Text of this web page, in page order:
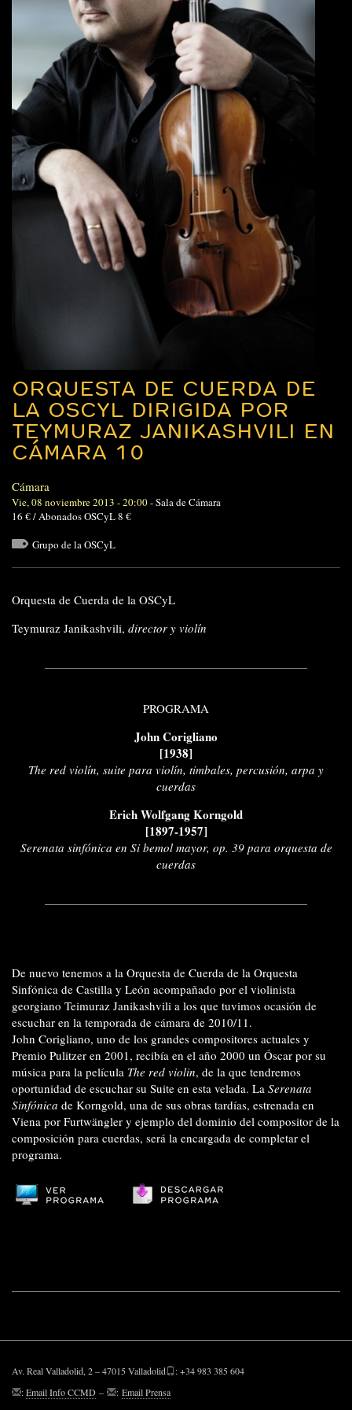
ORQUESTA DE CUERDA DE
LA OSCYL DIRIGIDA POR
TEYMURAZ JANIKASHVILI EN
CÁMARA 10
Cámara
Vie, 08 noviembre 2013 - 20:00-Sala de Cámara
16 € / Abonados OSCyL 8 €
Grupo de la OSCyL
Orquesta de Cuerda de la OSCyL
Teymuraz Janikashvili, director y violín
PROGRAMA
John Corigliano
[1938]
The red violín, suite para violín, timbales, percusión, arpa y
cuerdas
Erich Wolfgang Korngold
[1897-1957]
Serenata sinfónica en Si bemol mayor, op. 39 para orquesta de
cuerdas
De nuevo tenemos a la Orquesta de Cuerda de la Orquesta
Sinfónica de Castilla y León acompañado por el violinista
georgiano Teimuraz Janikashvili a los que tuvimos ocasión de
escuchar en la temporada de cámara de 2010/11.
John Corigliano, uno de los grandes compositores actuales y
Premio Pulitzer en 2001, recibía en el año 2000 un Óscar por su
música para la película The red violin, de la que tendremos
oportunidad de escuchar su Suite en esta velada. La Serenata
Sinfónica de Korngold, una de sus obras tardías, estrenada en
Viena por Furtwängler y ejemplo del dominio del compositor de la
composición para cuerdas, será la encargada de completar el
programa.
Av. Real Valladolid, 2 – 47015 Valladolid
: +34 983 385 604
:Email Info CCMD – : Email Prensa